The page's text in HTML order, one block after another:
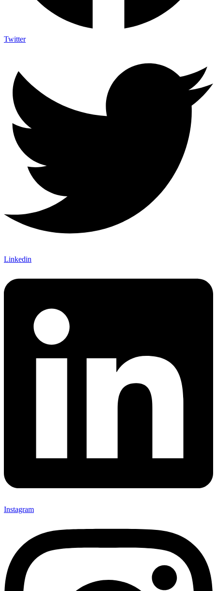
Twitter
Linkedin
Instagram